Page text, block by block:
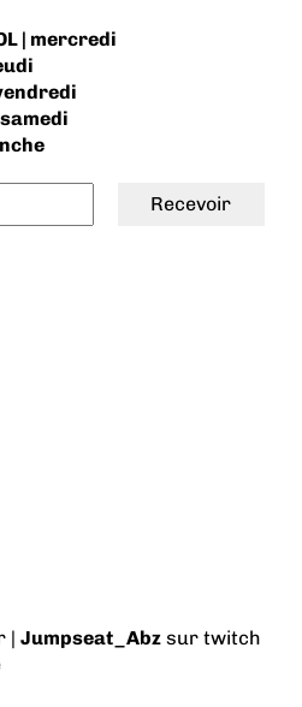
| mercredi
|Jumpseat_Abz sur twitch